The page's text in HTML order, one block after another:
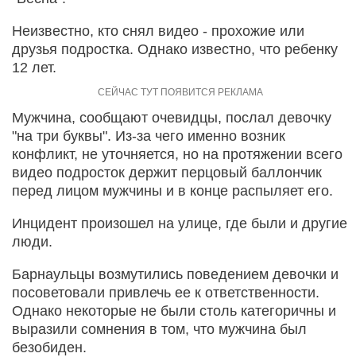
Неизвестно, кто снял видео - прохожие или
друзья подростка. Однако известно, что ребенку
12 лет.
Мужчина, сообщают очевидцы, послал девочку
"на три буквы". Из-за чего именно возник
конфликт, не уточняется, но на протяжении всего
видео подросток держит перцовый баллончик
перед лицом мужчины и в конце распыляет его.
Инцидент произошел на улице, где были и другие
люди.
Барнаульцы возмутились поведением девочки и
посоветовали привлечь ее к ответственности.
Однако некоторые не были столь категоричны и
выразили сомнения в том, что мужчина был
безобиден.